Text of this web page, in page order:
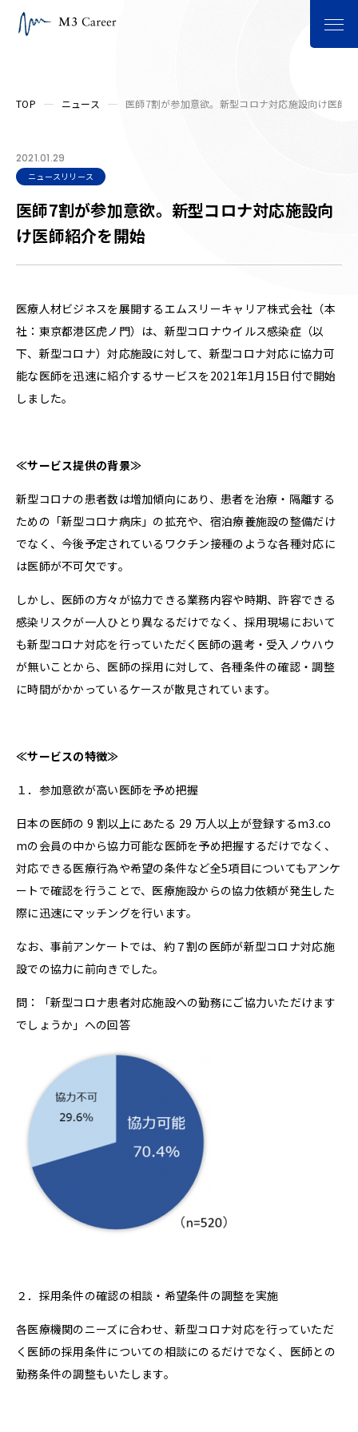
TOP ニュース 医師7割が参加意欲。新型コロナ対応施設向け医師
2021.01.29
ニュースリリース
医師7割が参加意欲。新型コロナ対応施設向
け医師紹介を開始
医療人材ビジネスを展開するエムスリーキャリア株式会社（本
社：東京都港区虎ノ門）は、新型コロナウイルス感染症（以
下、新型コロナ）対応施設に対して、新型コロナ対応に協力可
能な医師を迅速に紹介するサービスを2021年1月15日付で開始
しました。
≪サービス提供の背景≫
新型コロナの患者数は増加傾向にあり、患者を治療・隔離する
ための「新型コロナ病床」の拡充や、宿泊療養施設の整備だけ
でなく、今後予定されているワクチン接種のような各種対応に
は医師が不可欠です。
しかし、医師の方々が協力できる業務内容や時期、許容できる
感染リスクが一人ひとり異なるだけでなく、採用現場において
も新型コロナ対応を行っていただく医師の選考・受入ノウハウ
が無いことから、医師の採用に対して、各種条件の確認・調整
に時間がかかっているケースが散見されています。
≪サービスの特徴≫
１．参加意欲が高い医師を予め把握
日本の医師の 9 割以上にあたる 29 万人以上が登録するm3.co
mの会員の中から協力可能な医師を予め把握するだけでなく、
対応できる医療行為や希望の条件など全5項目についてもアンケ
ートで確認を行うことで、医療施設からの協力依頼が発生した
際に迅速にマッチングを行います。
なお、事前アンケートでは、約７割の医師が新型コロナ対応施
設での協力に前向きでした。
問：「新型コロナ患者対応施設への勤務にご協力いただけます
でしょうか」への回答
２．採用条件の確認の相談・希望条件の調整を実施
各医療機関のニーズに合わせ、新型コロナ対応を行っていただ
く医師の採用条件についての相談にのるだけでなく、医師との
勤務条件の調整もいたします。